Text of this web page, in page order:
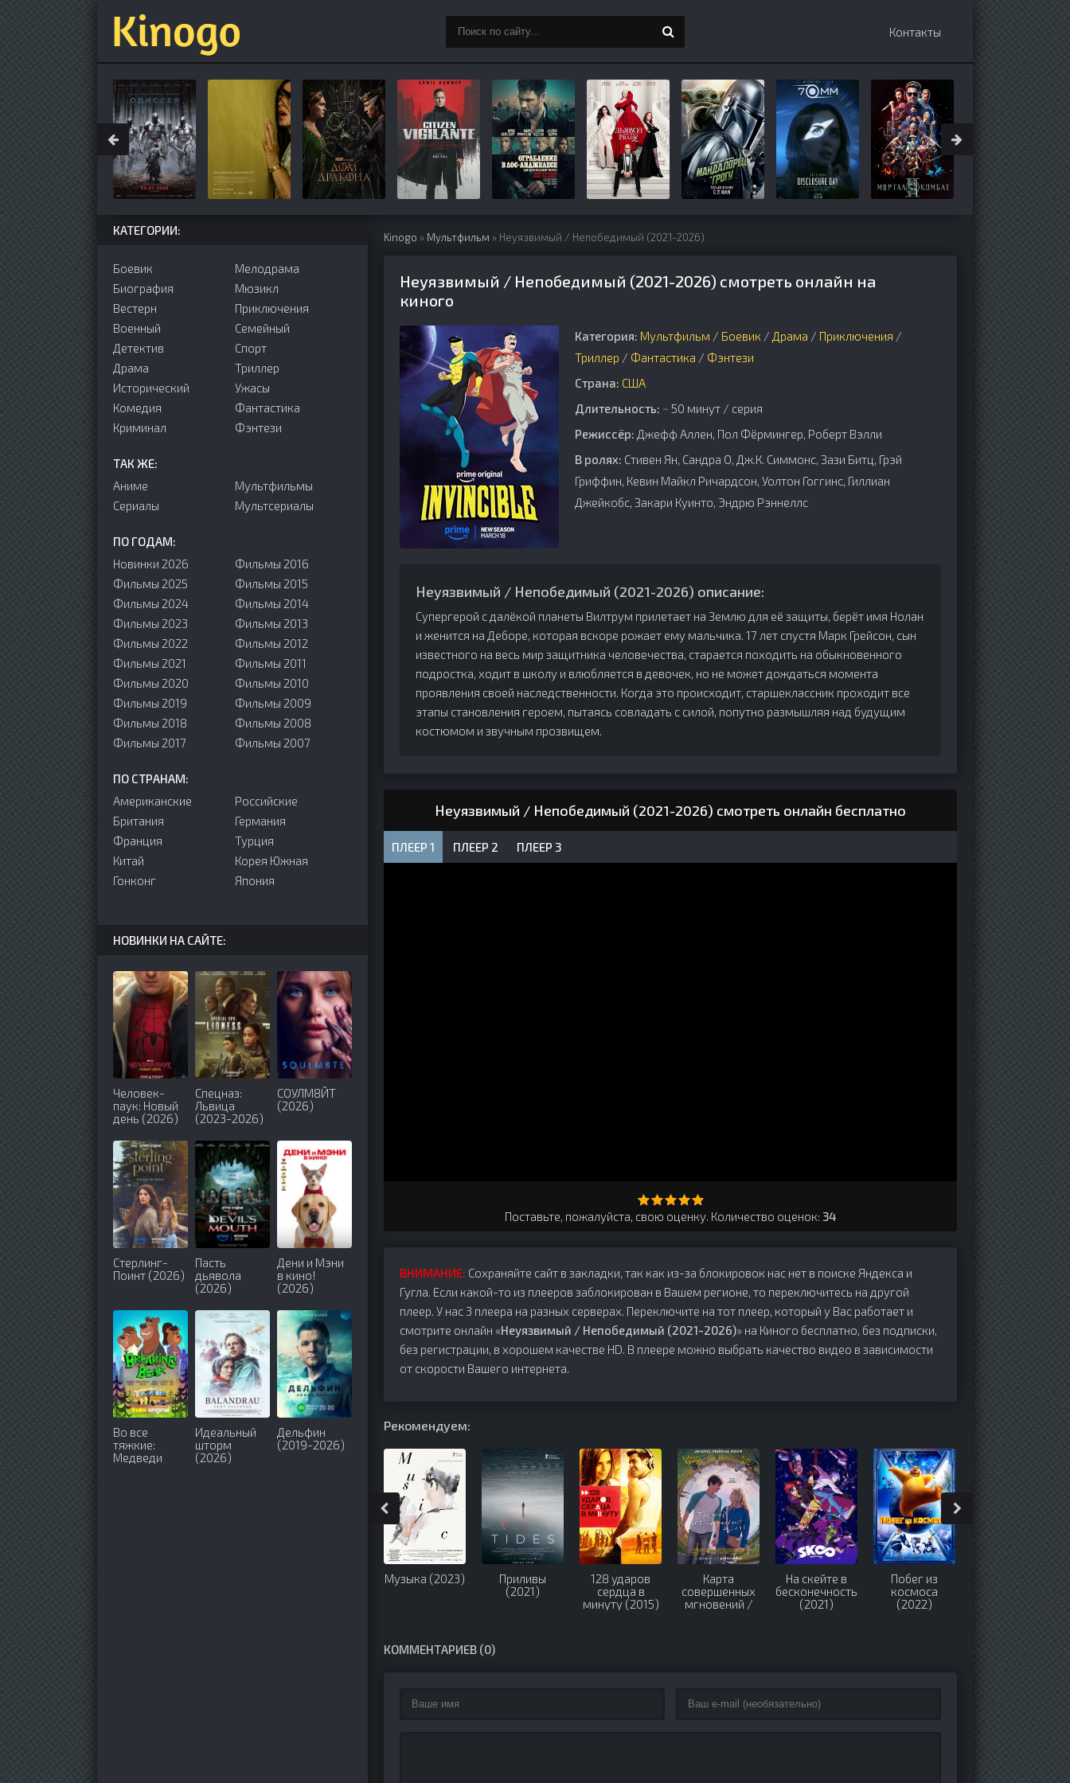
Контакты
Kinogo » Мультфильм » Неуязвимый / Непобедимый (2021-2026)
Неуязвимый / Непобедимый (2021-2026) смотреть онлайн на
киного
Категория: Мультфильм / Боевик / Драма / Приключения /
Триллер / Фантастика / Фэнтези
Страна: США
Длительность: ~ 50 минут / серия
Режиссёр: Джефф Аллен, Пол Фёрмингер, Роберт Вэлли
В ролях: Стивен Ян, Сандра О, Дж.К. Симмонс, Зази Битц, Грэй
Гриффин, Кевин Майкл Ричардсон, Уолтон Гоггинс, Гиллиан
Джейкобс, Закари Куинто, Эндрю Рэннеллс
Неуязвимый / Непобедимый (2021-2026) описание:
Супергерой с далёкой планеты Вилтрум прилетает на Землю для её защиты, берёт имя Нолан
и женится на Деборе, которая вскоре рожает ему мальчика. 17 лет спустя Марк Грейсон, сын
известного на весь мир защитника человечества, старается походить на обыкновенного
подростка, ходит в школу и влюбляется в девочек, но не может дождаться момента
проявления своей наследственности. Когда это происходит, старшеклассник проходит все
этапы становления героем, пытаясь совладать с силой, попутно размышляя над будущим
костюмом и звучным прозвищем.
Неуязвимый / Непобедимый (2021-2026) смотреть онлайн бесплатно
ПЛЕЕР 1 ПЛЕЕР 2 ПЛЕЕР 3
Поставьте, пожалуйста, свою оценку. Количество оценок: 34
ВНИМАНИЕ: Сохраняйте сайт в закладки, так как из-за блокировок нас нет в поиске Яндекса и
Гугла. Если какой-то из плееров заблокирован в Вашем регионе, то переключитесь на другой
плеер. У нас 3 плеера на разных серверах. Переключите на тот плеер, который у Вас работает и
смотрите онлайн «Неуязвимый / Непобедимый (2021-2026)» на Киного бесплатно, без подписки,
без регистрации, в хорошем качестве HD. В плеере можно выбрать качество видео в зависимости
от скорости Вашего интернета.
Рекомендуем:
Музыка (2023)
Приливы
(2021)
128 ударов
сердца в
минуту (2015)
Карта
совершенных
мгновений /
На скейте в
бесконечность
(2021)
Побег из
космоса
(2022)
Пусть музыка
летит! (2025)
КОММЕНТАРИЕВ (0)
КАТЕГОРИИ:
Боевик
Биография
Вестерн
Военный
Детектив
Драма
Исторический
Комедия
Криминал
Мелодрама
Мюзикл
Приключения
Семейный
Cпорт
Триллер
Ужасы
Фантастика
Фэнтези
ТАК ЖЕ:
Аниме
Сериалы
Мультфильмы
Мультсериалы
ПО ГОДАМ:
Новинки 2026
Фильмы 2025
Фильмы 2024
Фильмы 2023
Фильмы 2022
Фильмы 2021
Фильмы 2020
Фильмы 2019
Фильмы 2018
Фильмы 2017
Фильмы 2016
Фильмы 2015
Фильмы 2014
Фильмы 2013
Фильмы 2012
Фильмы 2011
Фильмы 2010
Фильмы 2009
Фильмы 2008
Фильмы 2007
ПО СТРАНАМ:
Американские
Британия
Франция
Китай
Гонконг
Российские
Германия
Турция
Корея Южная
Япония
НОВИНКИ НА САЙТЕ:
Человек-
паук: Новый
день (2026)
Спецназ:
Львица
(2023-2026)
СОУЛМ8ЙТ
(2026)
Стерлинг-
Поинт (2026)
Пасть
дьявола
(2026)
Дени и Мэни
в кино!
(2026)
Во все
тяжкие:
Медведи
Идеальный
шторм
(2026)
Дельфин
(2019-2026)